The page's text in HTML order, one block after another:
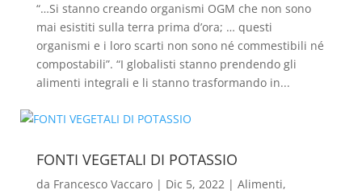
“…Si stanno creando organismi OGM che non sono
mai esistiti sulla terra prima d’ora; … questi
organismi e i loro scarti non sono né commestibili né
compostabili”. “I globalisti stanno prendendo gli
alimenti integrali e li stanno trasformando in...
FONTI VEGETALI DI POTASSIO
da Francesco Vaccaro| Dic 5, 2022| Alimenti,